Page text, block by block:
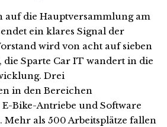
auf die Hauptversammlung am
ein klares Signal der
wird von acht auf sieben
die Sparte Car IT wandert in die
Drei
in den Bereichen
Bike-Antriebe und Software
Mehr als 500 Arbeitsplätze fallen